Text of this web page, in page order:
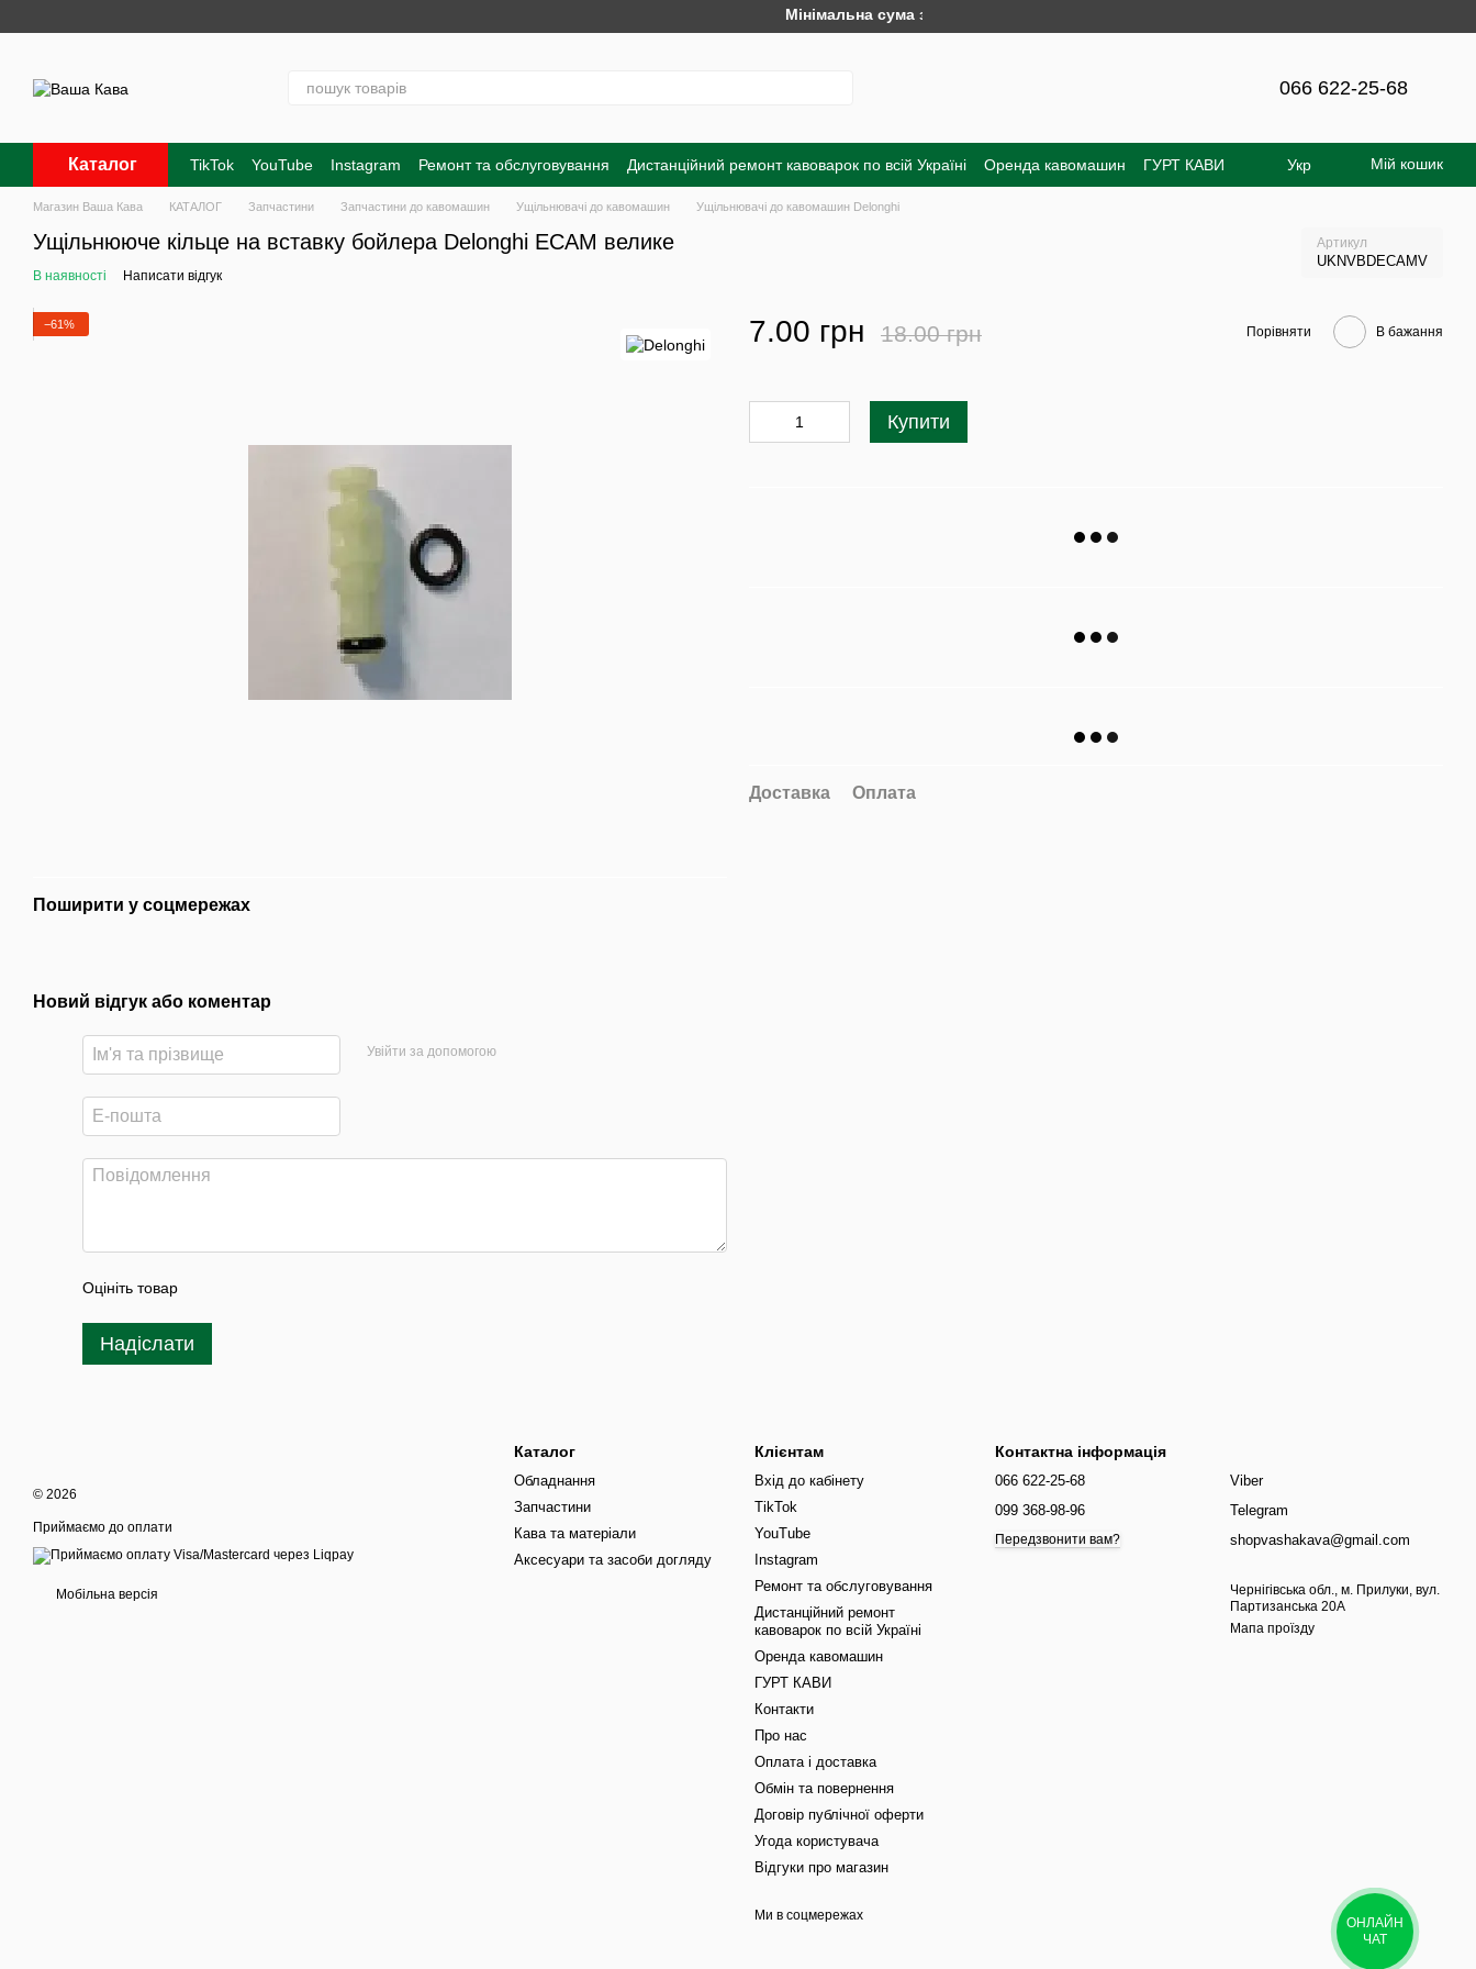
Мінімальна сума замовлення на сайті - 300 грн!
066 622-25-68
Каталог TikTok YouTube Instagram Ремонт та обслуговування Дистанційний ремонт кавоварок по всій Україні Оренда кавомашин
ГУРТ КАВИ
Контакти
Про нас Оплата і доставка Обмін та повернення Договір публічної оферти Угода користувача Відгуки про магазин
Укр Мій кошик
Магазин Ваша Кава КАТАЛОГ Запчастини Запчастини до кавомашин Ущільнювачі до кавомашин Ущільнювачі до кавомашин Delonghi
Ущільнююче кільце на вставку бойлера Delonghi ECAM велике Артикул
UKNVBDECAMV
В наявності Написати відгук
−61%
Поширити у соцмережах
Новий відгук або коментар
Увійти за допомогою
Оцініть товар
Надіслати
7.00 грн 18.00 грн Порівняти В бажання
Купити
Доставка Оплата
© 2026
Приймаємо до оплати
Мобільна версія
Каталог
Обладнання
Запчастини
Кава та матеріали
Аксесуари та засоби догляду
Клієнтам
Вхід до кабінету
TikTok
YouTube
Instagram
Ремонт та обслуговування
Дистанційний ремонт
кавоварок по всій Україні
Оренда кавомашин
ГУРТ КАВИ
Контакти
Про нас
Оплата і доставка
Обмін та повернення
Договір публічної оферти
Угода користувача
Відгуки про магазин
Ми в соцмережах
Контактна інформація
066 622-25-68
099 368-98-96
Передзвонити вам?
Viber
Telegram
shopvashakava@gmail.com
Чернігівська обл., м. Прилуки, вул.
Партизанська 20А
Мапа проїзду
ОНЛАЙН
ЧАТ